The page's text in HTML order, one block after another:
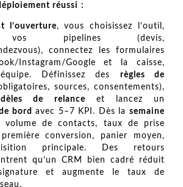
réussi :
l’ouverture, vous choisissez l’outil,
vos pipelines (devis,
connectez les formulaires
Instagram/Google et la caisse,
Définissez des règles de
sources, consentements),
de relance et lancez un
bord avec 5–7 KPI. Dès lasemaine
volume de contacts, taux de prise
conversion, panier moyen,
principale. Des retours
qu’un CRM bien cadré réduit
et augmente le taux de